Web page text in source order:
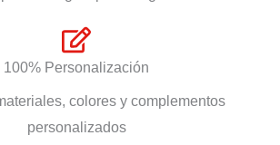
100% Personalización
colores y complementos
personalizados